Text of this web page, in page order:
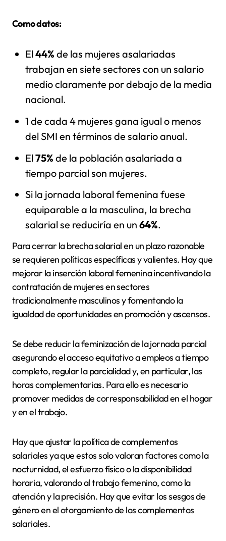
Como datos:
El44% de las mujeres asalariadas
trabajan en siete sectores con un salario
medio claramente por debajo de la media
nacional.
1 de cada 4 mujeres gana igual o menos
del SMI en términos de salario anual.
El75% de la población asalariada a
tiempo parcial son mujeres.
Si la jornada laboral femenina fuese
equiparable a la masculina, la brecha
salarial se reduciría en un 64%.
Para cerrar la brecha salarial en un plazo razonable
se requieren políticas específicas y valientes. Hay que
mejorar la inserción laboral femenina incentivando la
contratación de mujeres en sectores
tradicionalmente masculinos y fomentando la
igualdad de oportunidades en promoción y ascensos.
Se debe reducir la feminización de la jornada parcial
asegurando el acceso equitativo a empleos a tiempo
completo, regular la parcialidad y, en particular, las
horas complementarias. Para ello es necesario
promover medidas de corresponsabilidad en el hogar
y en el trabajo.
Hay que ajustar la política de complementos
salariales ya que estos solo valoran factores como la
nocturnidad, el esfuerzo físico o la disponibilidad
horaria, valorando al trabajo femenino, como la
atención y la precisión. Hay que evitar los sesgos de
género en el otorgamiento de los complementos
salariales.